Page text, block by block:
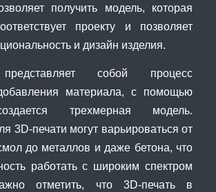
получить модель, которая
проекту и позволяет
и дизайн изделия.
собой процесс
материала, с помощью
трехмерная модель.
3D-печати могут варьироваться от
до металлов и даже бетона, что
работать с широким спектром
отметить, что 3D-печать в